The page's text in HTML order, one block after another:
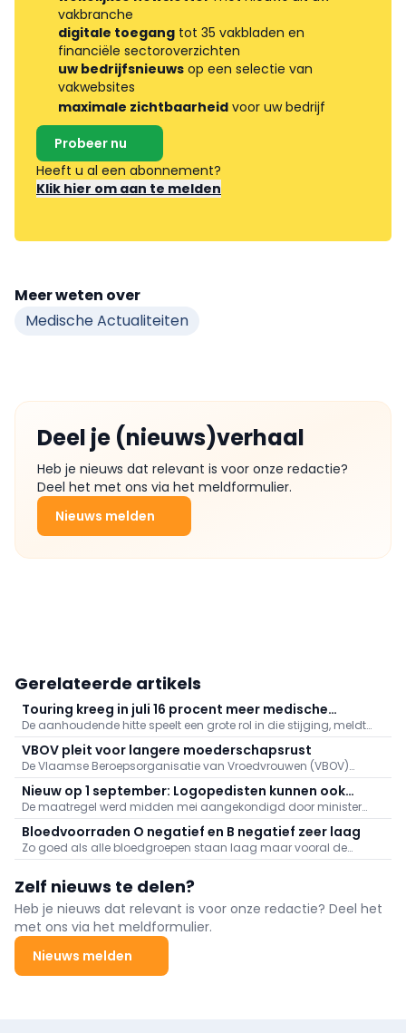
vakbranche
digitale toegang tot 35 vakbladen en
financiële sectoroverzichten
uw bedrijfsnieuws op een selectie van
vakwebsites
maximale zichtbaarheid voor uw bedrijf
Probeer nu
Heeft u al een abonnement?
Klik hier om aan te melden
Meer weten over
Medische Actualiteiten
Deel je (nieuws)verhaal
Heb je nieuws dat relevant is voor onze redactie?
Deel het met ons via het meldformulier.
Nieuws melden
Gerelateerde artikels
Touring kreeg in juli 16 procent meer medische
dossiers binnen: "Hitte speelt grote rol"
De aanhoudende hitte speelt een grote rol in die stijging, meldt
Touring. Er kwamen daarnaast veel oproepen binnen naar
aanleiding van de bosbranden in het zuiden van Europa.
VBOV pleit voor langere moederschapsrust
De Vlaamse Beroepsorganisatie van Vroedvrouwen (VBOV)
vraagt de federale overheid om de moederschapsrust uit te
breiden tot minstens zes maanden na de bevalling.
Nieuw op 1 september: Logopedisten kunnen ook
videoconsultaties aanbieden
De maatregel werd midden mei aangekondigd door minister
van Volksgezondheid Frank Vandenbroucke (Vooruit).
Bloedvoorraden O negatief en B negatief zeer laag
Zo goed als alle bloedgroepen staan laag maar vooral de
voorraden aan O negatief en B negatief baren zorgen.
Zelf nieuws te delen?
Heb je nieuws dat relevant is voor onze redactie? Deel het
met ons via het meldformulier.
Nieuws melden